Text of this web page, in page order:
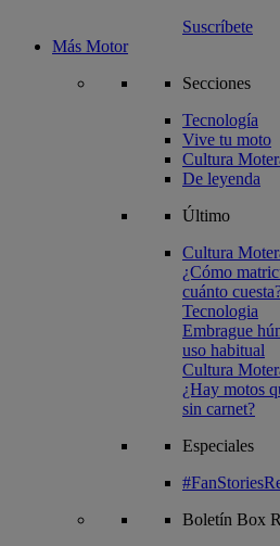
Suscríbete
Más Motor
Secciones
Tecnología
Vive tu moto
Cultura
De leyenda
Último
Cultura
¿Cómo
cuánto
Tecnologia
Embrague
uso habitual
Cultura
¿Hay motos
sin carnet?
Especiales
Boletín Box